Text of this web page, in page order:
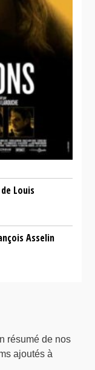
Louis
Asselin
résumé de nos
ajoutés à